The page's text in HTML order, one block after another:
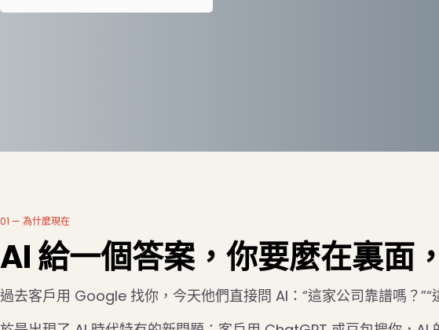
01 — 為什麼現在
AI 給一個答案，你要麼在裏面
過去客戶用 Google 找你，今天他們直接問 AI：“這家公司靠譜嗎？